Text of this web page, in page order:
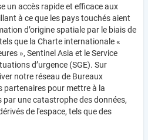
un accès rapide et efficace aux
à ce que les pays touchés aient
d’origine spatiale par le biais de
que la Charte internationale «
», Sentinel Asia et le Service
d’urgence (SGE). Sur
notre réseau de Bureaux
partenaires pour mettre à la
une catastrophe des données,
de l'espace, tels que des